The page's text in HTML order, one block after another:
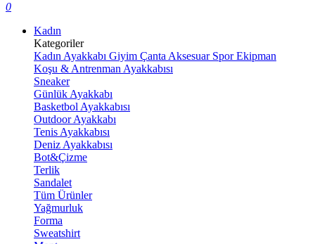
0
Kadın
Kategoriler
Kadın Ayakkabı Giyim Çanta Aksesuar Spor Ekipman
Koşu & Antrenman Ayakkabısı
Sneaker
Günlük Ayakkabı
Basketbol Ayakkabısı
Outdoor Ayakkabı
Tenis Ayakkabısı
Deniz Ayakkabısı
Bot&Çizme
Terlik
Sandalet
Tüm Ürünler
Yağmurluk
Forma
Sweatshirt